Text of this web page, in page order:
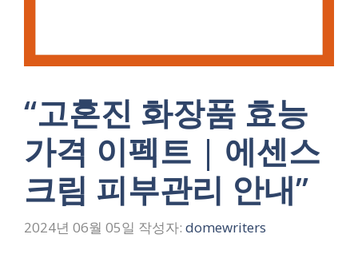
“고혼진 화장품 효능
가격 이펙트 | 에센스
크림 피부관리 안내”
2024년 06월 05일 작성자: domewriters